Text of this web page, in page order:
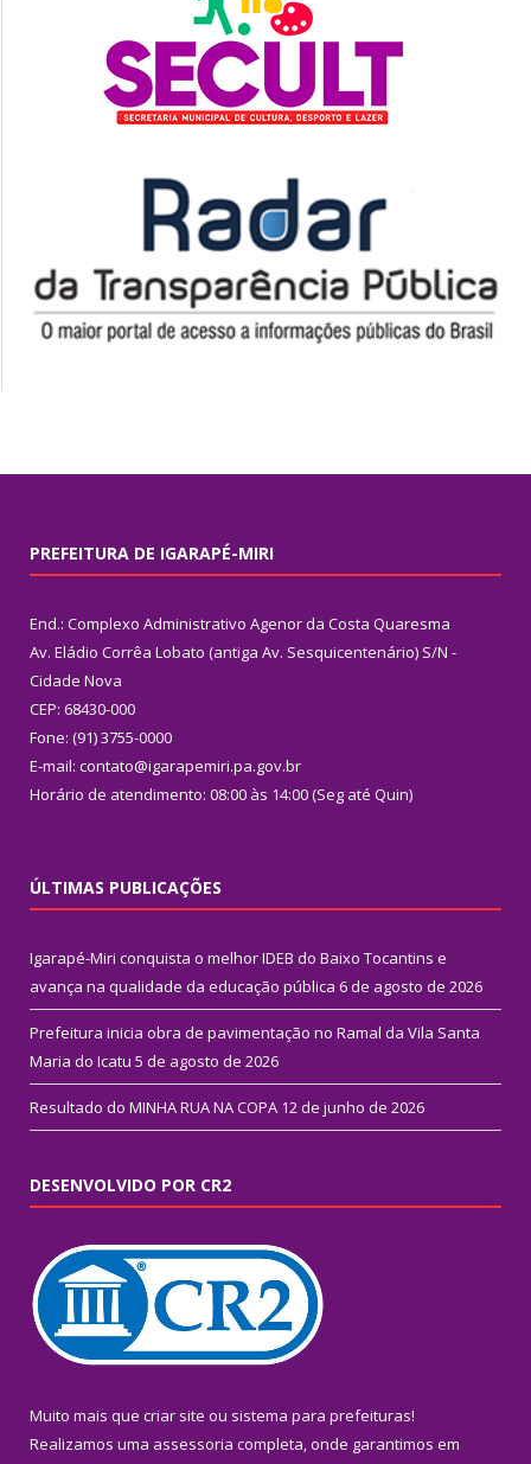
PREFEITURA DE IGARAPÉ-MIRI
End.: Complexo Administrativo Agenor da Costa Quaresma
Av. Eládio Corrêa Lobato (antiga Av. Sesquicentenário) S/N -
Cidade Nova
CEP: 68430-000
Fone: (91) 3755-0000
E-mail: contato@igarapemiri.pa.gov.br
Horário de atendimento: 08:00 às 14:00 (Seg até Quin)
ÚLTIMAS PUBLICAÇÕES
Igarapé-Miri conquista o melhor IDEB do Baixo Tocantins e
avança na qualidade da educação pública 6 de agosto de 2026
Prefeitura inicia obra de pavimentação no Ramal da Vila Santa
Maria do Icatu 5 de agosto de 2026
Resultado do MINHA RUA NA COPA 12 de junho de 2026
DESENVOLVIDO POR CR2
Muito mais que criar site ou sistema para prefeituras!
Realizamos uma assessoria completa, onde garantimos em